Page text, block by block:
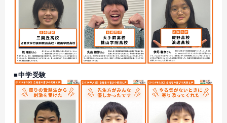
■中学受験